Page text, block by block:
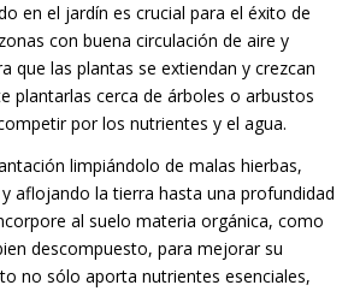
en el jardín es crucial para el éxito de
con buena circulación de aire y
que las plantas se extiendan y crezcan
plantarlas cerca de árboles o arbustos
por los nutrientes y el agua.
limpiándolo de malas hierbas,
aflojando la tierra hasta una profundidad
al suelo materia orgánica, como
descompuesto, para mejorar su
no sólo aporta nutrientes esenciales,